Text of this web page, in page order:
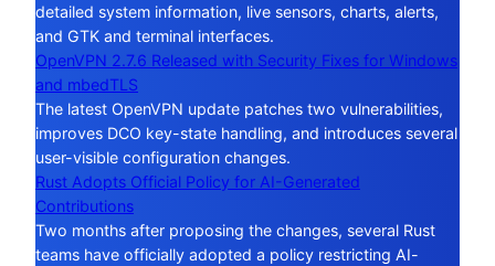
detailed system information, live sensors, charts, alerts,
and GTK and terminal interfaces.
OpenVPN 2.7.6 Released with Security Fixes for Windows
and mbedTLS
The latest OpenVPN update patches two vulnerabilities,
improves DCO key-state handling, and introduces several
user-visible configuration changes.
Rust Adopts Official Policy for AI-Generated
Contributions
Two months after proposing the changes, several Rust
teams have officially adopted a policy restricting AI-